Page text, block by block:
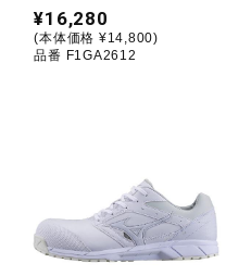
柔道
¥16,280
(本体価格 ¥14,800)
品番 F1GA2612